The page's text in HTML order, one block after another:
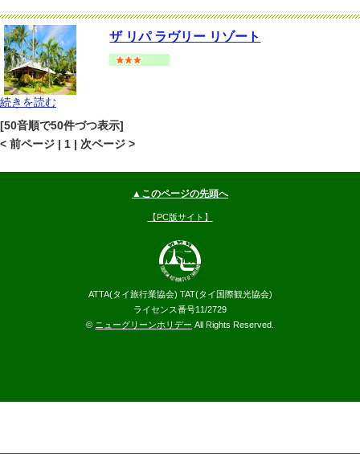
ザ リパ ラヴリー リゾート
続きを読む
[50音順で50件づつ表示]
< 前ページ | 1 | 次ページ >
▲このページの先頭へ
【PC版サイト】
ATTA(タイ旅行業協会) TAT(タイ国際観光協会)
ライセンス番号11/2729
© ニューグリーンホリデー All Rights Reserved.